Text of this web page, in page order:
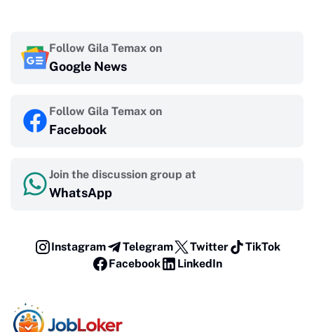
Follow Gila Temax on
Google News
Follow Gila Temax on
Facebook
Join the discussion group at
WhatsApp
Instagram Telegram Twitter
TikTok
Facebook
LinkedIn